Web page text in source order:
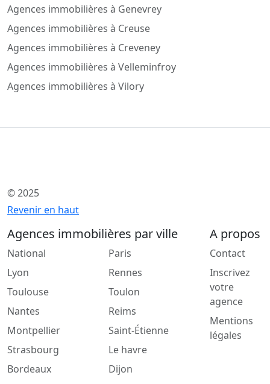
Agences immobilières à Genevrey
Agences immobilières à Creuse
Agences immobilières à Creveney
Agences immobilières à Velleminfroy
Agences immobilières à Vilory
© 2025
Revenir en haut
Agences immobilières par ville
National
Lyon
Toulouse
Nantes
Montpellier
Strasbourg
Bordeaux
Paris
Rennes
Toulon
Reims
Saint-Étienne
Le havre
Dijon
A propos
Contact
Inscrivez
votre
agence
Mentions
légales